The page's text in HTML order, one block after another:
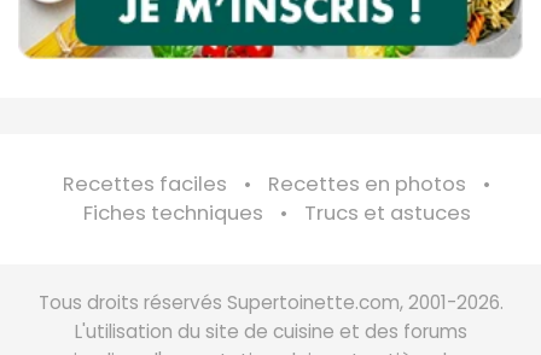
Recettes faciles
Recettes en photos
Fiches techniques
Trucs et astuces
Tous droits réservés Supertoinette.com, 2001-2026.
L'utilisation du site de cuisine et des forums